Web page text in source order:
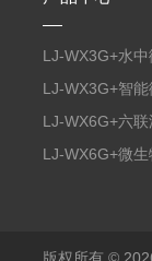
LJ-WX3G+水中
膜过滤装置
LJ-WX3G+智能
限度仪
LJ-WX6G+六联
滤器
LJ-WX6G+微生